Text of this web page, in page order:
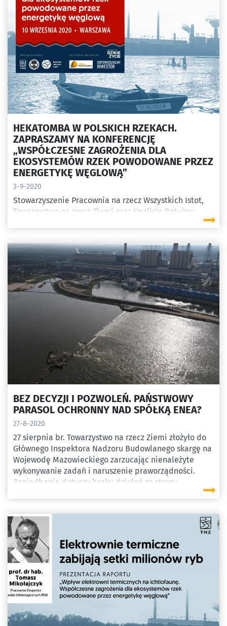
dewastować środowisko i liczyć na pobłażliwe
traktowanie ze strony władz – komentują ekolodzy.
Od kilku lat organizacje skupione wokół Koalicji
Ratujmy Rzeki podejmują działania prawne
zmierzające to rozbiórki stalowej przegrody na Wiśle.
Według pierwotnych założeń miała ona funkcjonować
tylko 1 rok. Właścicielem progu jest spółka ENEA, a
sam obiekt ma służyć poborowi wody na...
HEKATOMBA W POLSKICH RZEKACH.
ZAPRASZAMY NA KONFERENCJĘ
„WSPÓŁCZESNE ZAGROŻENIA DLA
EKOSYSTEMÓW RZEK POWODOWANE PRZEZ
ENERGETYKĘ WĘGLOWĄ”
3-9-2020
Stowarzyszenie Pracownia na rzecz Wszystkich Istot,
Towarzystwo na rzecz Ziemi oraz Koalicja Ratujmy
Rzeki serdecznie zapraszają do udziału w konferencji
rzek powodowane przez energetykę węglową
BEZ DECYZJI I POZWOLEŃ. PAŃSTWOWY
PARASOL OCHRONNY NAD SPÓŁKĄ ENEA?
27-8-2020
27 sierpnia br. Towarzystwo na rzecz Ziemi złożyło do
Głównego Inspektora Nadzoru Budowlanego skargę na
Wojewodę Mazowieckiego zarzucając nienależyte
wykonywanie zadań i naruszenie praworządności.
Zaniedbanie dotyczy braku działań ze strony
tymczasowym funkcjonuje od ponad 3 lat z
naruszeniem przepisów, bowiem nie tylko nie posiada
ważnej decyzji środowiskowej, ale również działa bez
wymaganego pozwolenia na użytkowanie.